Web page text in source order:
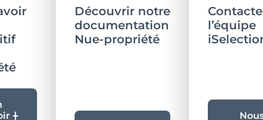
Découvrir notre
documentation
Nue-propriété
l’équipe